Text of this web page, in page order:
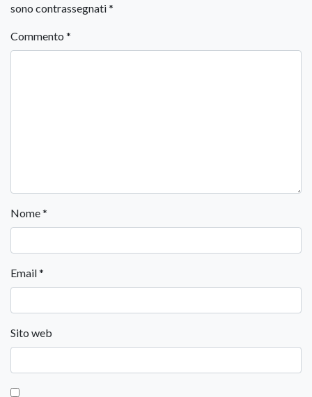
sono contrassegnati*
Commento *
Nome*
Email*
Sito web